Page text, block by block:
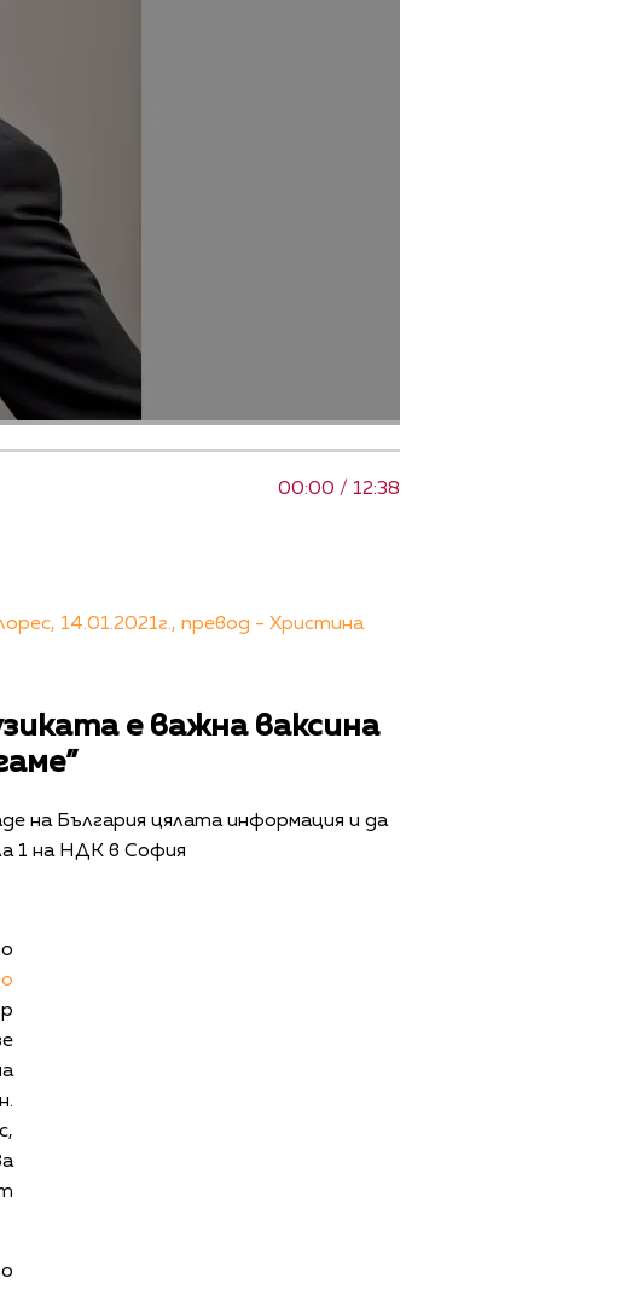
00:00 / 12:38
14.01.2021г., превод - Христина
е важна ваксина
на България цялата информация и да
1 на НДК в София